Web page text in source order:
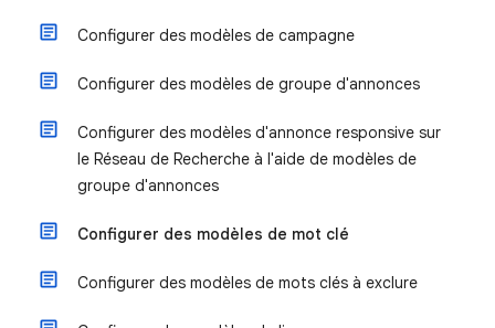
Configurer des modèles de campagne
Configurer des modèles de groupe d'annonces
Configurer des modèles d'annonce responsive sur
le Réseau de Recherche à l'aide de modèles de
groupe d'annonces
Configurer des modèles de mot clé
Configurer des modèles de mots clés à exclure